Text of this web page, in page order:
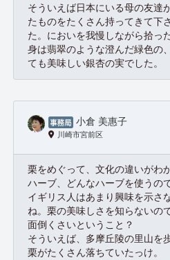
そういえば日本にいる母の友達
たものをたくさん持ってきて下
た。においを我慢しながら拾っ
身は翡翠のような澄んだ緑色の
ても美味しい銀杏の実でした。
小倉 美惠子
川崎市宮前区
栗をめぐって、文化の違いがわ
ハーブ、どんなハーブを使うの
イギリス人はあまり興味を示さ
ね。栗の美味しさを知らないの
面倒くさいということ？
そういえば、多摩丘陵の里山を
栗がたくさん落ちていたっけ。